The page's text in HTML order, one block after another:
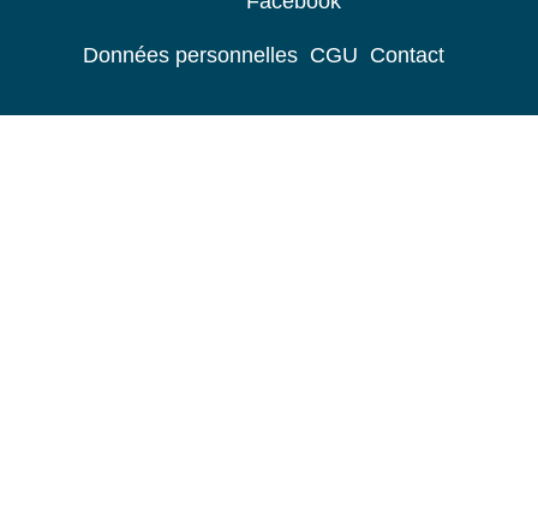
Données personnelles CGU Contact